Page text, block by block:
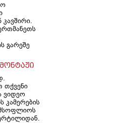
გარეშე
ვიდეო
კამერების